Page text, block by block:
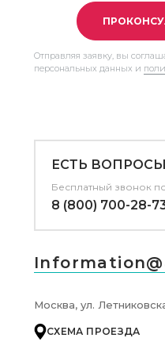
Отправляя заявку, вы
персональных данных и
ЕСТЬ
Бесплатный звонок
8 (800) 700-28-
Москва, ул.
СХЕМА ПРОЕЗДА